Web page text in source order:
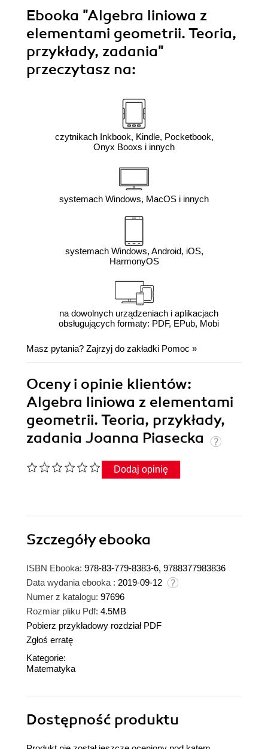
Ebooka "Algebra liniowa z
elementami geometrii. Teoria,
przykłady, zadania"
przeczytasz na:
czytnikach Inkbook, Kindle, Pocketbook,
Onyx Booxs i innych
systemach Windows, MacOS i innych
systemach Windows, Android, iOS,
HarmonyOS
na dowolnych urządzeniach i aplikacjach
obsługujących formaty: PDF, EPub, Mobi
Masz pytania? Zajrzyj do zakładki Pomoc »
Oceny i opinie klientów:
Algebra liniowa z elementami
geometrii. Teoria, przykłady,
zadania Joanna Piasecka
Dodaj opinię
Szczegółyebooka
ISBN Ebooka: 978-83-779-8383-6, 9788377983836
Data wydania ebooka : 2019-09-12
Numer z katalogu: 97696
Rozmiar pliku Pdf: 4.5MB
Pobierz przykładowy rozdział PDF
Zgłoś erratę
Kategorie:
Matematyka
Dostępność produktu